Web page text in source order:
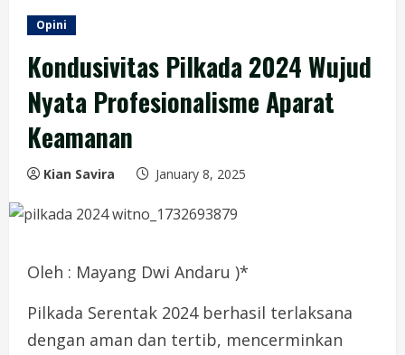
Opini
Kondusivitas Pilkada 2024 Wujud
Nyata Profesionalisme Aparat
Keamanan
Kian Savira January 8, 2025
Oleh : Mayang Dwi Andaru )*
Pilkada Serentak 2024 berhasil terlaksana
dengan aman dan tertib, mencerminkan